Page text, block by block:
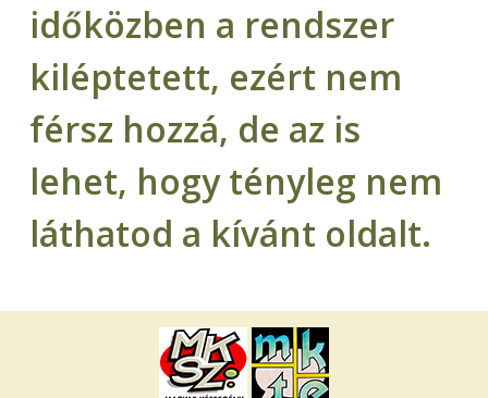
időközben a rendszer
kiléptetett, ezért nem
férsz hozzá, de az is
lehet, hogy tényleg nem
láthatod a kívánt oldalt.